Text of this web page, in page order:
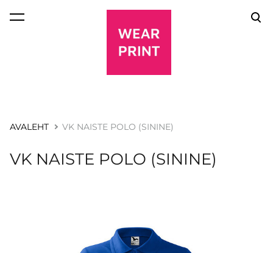
lisati ostukorvi.
AVALEHT VK NAISTE POLO (SININE)
VK NAISTE POLO (SININE)